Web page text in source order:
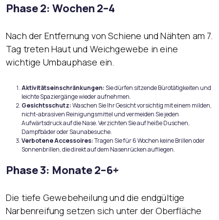
Phase 2: Wochen 2–4
Nach der Entfernung von Schiene und Nähten am 7.
Tag treten Haut und Weichgewebe in eine
wichtige Umbauphase ein.
Aktivitätseinschränkungen:Sie dürfen sitzende Bürotätigkeiten und
leichte Spaziergänge wieder aufnehmen.
Gesichtsschutz:Waschen Sie Ihr Gesicht vorsichtig mit einem milden,
nicht-abrasiven Reinigungsmittel und vermeiden Sie jeden
Aufwärtsdruck auf die Nase. Verzichten Sie auf heiße Duschen,
Dampfbäder oder Saunabesuche.
Verbotene Accessoires:Tragen Sie für 6 Wochen keine Brillen oder
Sonnenbrillen, die direkt auf dem Nasenrücken aufliegen.
Phase 3: Monate 2–6+
Die tiefe Gewebeheilung und die endgültige
Narbenreifung setzen sich unter der Oberfläche